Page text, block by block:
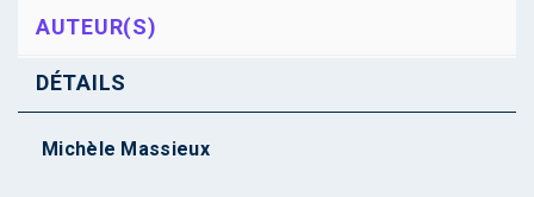
AUTEUR(S)
DÉTAILS
Michèle Massieux